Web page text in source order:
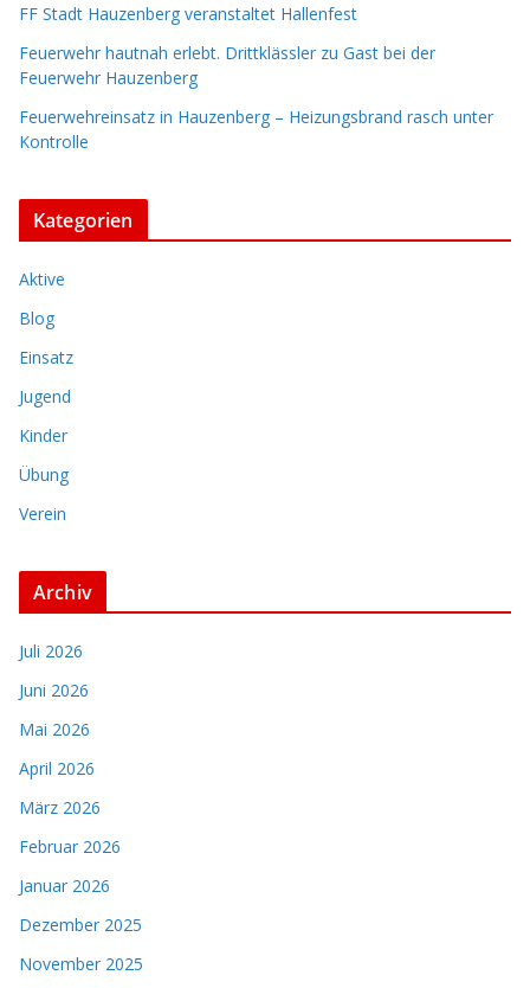
FF Stadt Hauzenberg veranstaltet Hallenfest
Feuerwehr hautnah erlebt. Drittklässler zu Gast bei der
Feuerwehr Hauzenberg
Feuerwehreinsatz in Hauzenberg – Heizungsbrand rasch unter
Kontrolle
Kategorien
Aktive
Blog
Einsatz
Jugend
Kinder
Übung
Verein
Archiv
Juli 2026
Juni 2026
Mai 2026
April 2026
März 2026
Februar 2026
Januar 2026
Dezember 2025
November 2025